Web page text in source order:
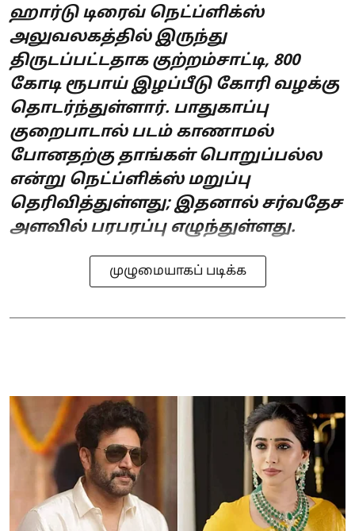
ஹார்டு டிரைவ் நெட்ப்ளிக்ஸ்
அலுவலகத்தில் இருந்து
திருடப்பட்டதாக குற்றம்சாட்டி, 800
கோடி ரூபாய் இழப்பீடு கோரி வழக்கு
தொடர்ந்துள்ளார். பாதுகாப்பு
குறைபாடால் படம் காணாமல்
போனதற்கு தாங்கள் பொறுப்பல்ல
என்று நெட்ப்ளிக்ஸ் மறுப்பு
தெரிவித்துள்ளது; இதனால் சர்வதேச
அளவில் பரபரப்பு எழுந்துள்ளது.
முழுமையாகப் படிக்க